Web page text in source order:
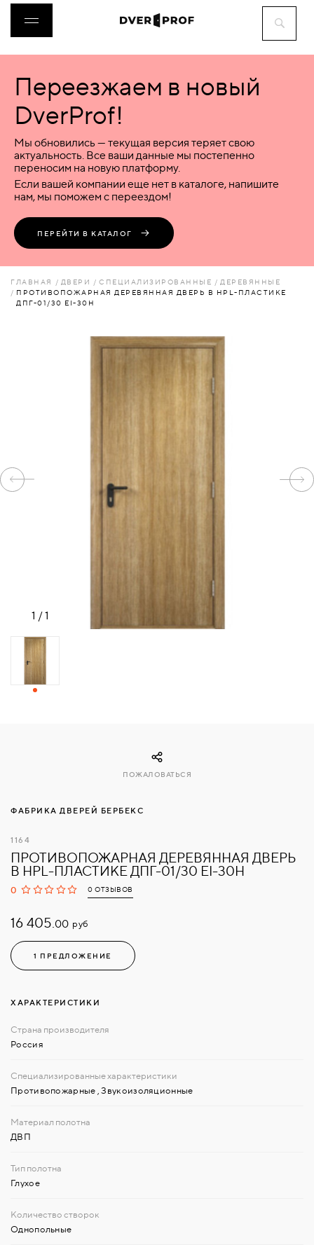
ДВЕРИ
ФУРНИТУРА
ВОРОТА
ПЕРЕГОРОДКИ
АКСЕССУАРЫ
КОМПЛЕКТУЮЩИЕ
СТАТЬИ
СВЯЗАТЬСЯ
С
Переезжаем в новый
DverProf!
Мы обновились — текущая версия теряет свою
актуальность. Все ваши данные мы постепенно
переносим на новую платформу.
Если вашей компании еще нет в каталоге, напишите
нам, мы поможем с переездом!
ПЕРЕЙТИ В КАТАЛОГ
ГЛАВНАЯ ДВЕРИ СПЕЦИАЛИЗИРОВАННЫЕ
ДЕРЕВЯННЫЕ
ПРОТИВОПОЖАРНАЯ ДЕРЕВЯННАЯ ДВЕРЬ В HPL-ПЛАСТИКЕ
ДПГ-01/30 EI-30H
1 /1
ФАБРИКА ДВЕРЕЙ БЕРБЕКС
1164
ПРОТИВОПОЖАРНАЯ ДЕРЕВЯННАЯ ДВЕРЬ
В HPL-ПЛАСТИКЕ ДПГ-01/30 EI-30H
0 0 ОТЗЫВОВ
16 405.00 руб
1 ПРЕДЛОЖЕНИЕ
ПОЖАЛОВАТЬСЯ
ХАРАКТЕРИСТИКИ
Россия
Противопожарные Звукоизоляционные
ДВП
Глухое
Однопольные